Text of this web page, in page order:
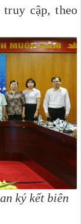
cập, theo
ký kết biên